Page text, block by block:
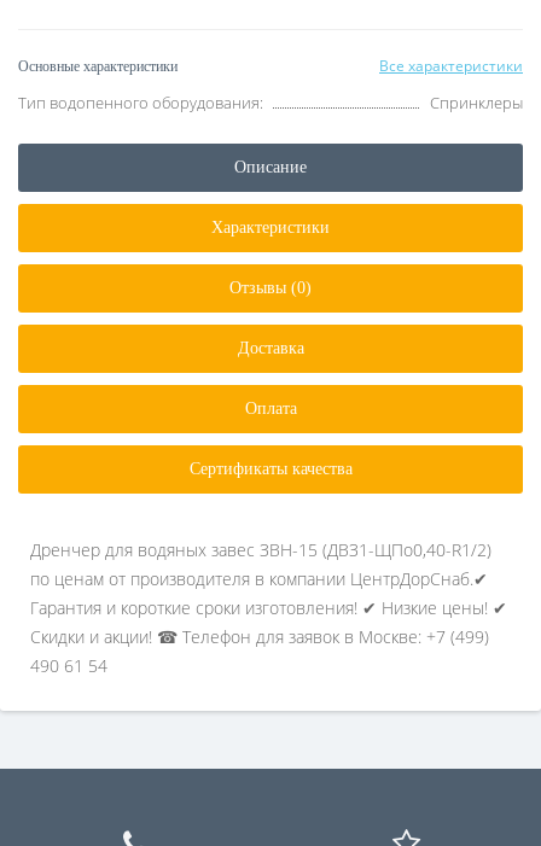
Основные характеристики Все характеристики
Тип водопенного оборудования: Спринклеры
Описание
Характеристики
Отзывы (0)
Доставка
Оплата
Сертификаты качества
Дренчер для водяных завес ЗВН-15 (ДВЗ1-ЩПо0,40-R1/2)
по ценам от производителя в компании ЦентрДорСнаб.✔
Гарантия и короткие сроки изготовления! ✔ Низкие цены! ✔
Скидки и акции! ☎ Телефон для заявок в Москве: +7 (499)
490 61 54